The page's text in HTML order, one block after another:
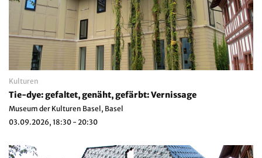
Kulturen
Tie-dye: gefaltet, genäht, gefärbt: Vernissage
Museum der Kulturen Basel, Basel
03.09.2026, 18:30 - 20:30